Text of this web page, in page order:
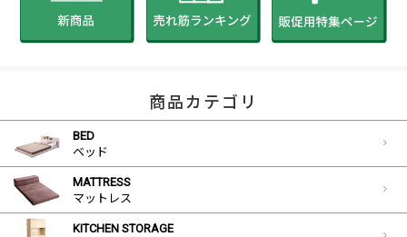
商品カテゴリ
BED
ベッド
MATTRESS
マットレス
KITCHEN STORAGE